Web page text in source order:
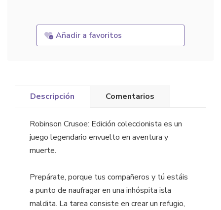
Añadir a favoritos
Descripción Comentarios
Robinson Crusoe: Edición coleccionista es un
juego legendario envuelto en aventura y
muerte.
Prepárate, porque tus compañeros y tú estáis
a punto de naufragar en una inhóspita isla
maldita. La tarea consiste en crear un refugio,